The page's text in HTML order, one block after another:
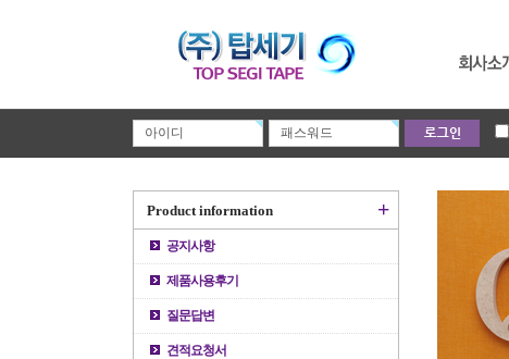
Product information +
공지사항
제품사용후기
질문답변
견적요청서